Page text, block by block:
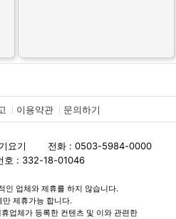
이용약관 문의하기
요기
전화 : 0503-5984-0000
호 : 332-18-01046
인 업체와 제휴를 하지 않습니다.
만 제휴가능 합니다.
업체가 등록한 컨텐츠 및 이와 관련한